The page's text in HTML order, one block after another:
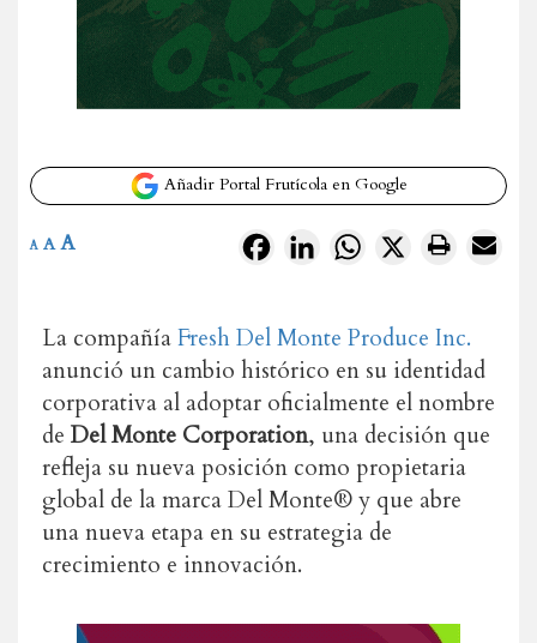
Añadir Portal Frutícola en Google
FacebookLinkedInWhatsApp
X
A A A
La compañíaFresh Del Monte Produce Inc.
anunció un cambio histórico en su identidad
corporativa al adoptar oficialmente el nombre
de Del Monte Corporation, una decisión que
refleja su nueva posición como propietaria
global de la marca Del Monte® y que abre
una nueva etapa en su estrategia de
crecimiento e innovación.